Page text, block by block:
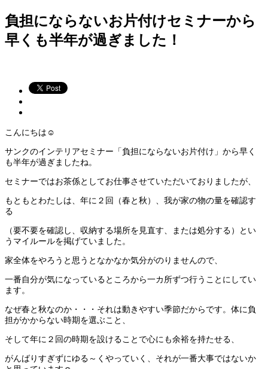
負担にならないお片付けセミナーから
早くも半年が過ぎました！
こんにちは☺
サンクのインテリアセミナー「負担にならないお片付け」から早く
も半年が過ぎましたね。
セミナーではお茶係としてお仕事させていただいておりましたが、
もともとわたしは、年に２回（春と秋）、我が家の物の量を確認す
る
（要不要を確認し、収納する場所を見直す、または処分する）とい
うマイルールを掲げていました。
家全体をやろうと思うとなかなか気分がのりませんので、
一番自分が気になっているところから一カ所ずつ行うことにしてい
ます。
なぜ春と秋なのか・・・それは動きやすい季節だからです。体に負
担がかからない時期を選ぶこと、
そして年に２回の時期を設けることで心にも余裕を持たせる、
がんばりすぎずにゆる～くやっていく、それが一番大事ではないか